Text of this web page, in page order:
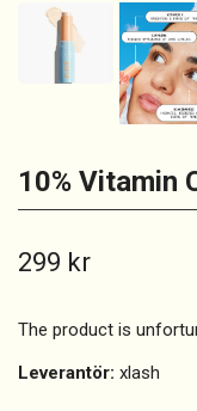
10% Vitamin
299 kr
The product is
Leverantör: xlash